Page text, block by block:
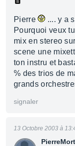
Pierre
.... y a
Pourquoi veux
mix en stereo
scene une
ton instru et
% des trios de
grands
signaler
13 Octobre 2003 à